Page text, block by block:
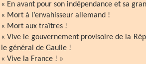
« En avant pour son indépendance et sa
« Mort à l’envahisseur allemand !
« Mort aux traîtres !
« Vive le gouvernement provisoire de la
le général de Gaulle !
« Vive la France ! »